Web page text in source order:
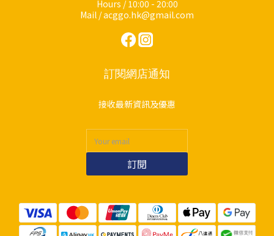
Hours / 10:00 - 20:00
Mail / acggo.hk@gmail.com
訂閱網店通知
接收最新資訊及優惠
訂閱